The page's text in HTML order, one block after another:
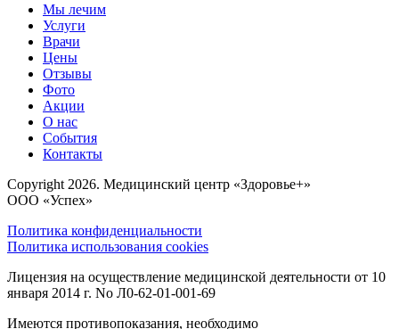
Мы лечим
Услуги
Врачи
Цены
Отзывы
Фото
Акции
О нас
События
Контакты
Copyright 2026. Медицинский центр «Здоровье+»
ООО «Успех»
Политика конфиденциальности
Политика использования cookies
Лицензия на осуществление медицинской деятельности от 10
января 2014 г. No Л0-62-01-001-69
Имеются противопоказания, необходимо